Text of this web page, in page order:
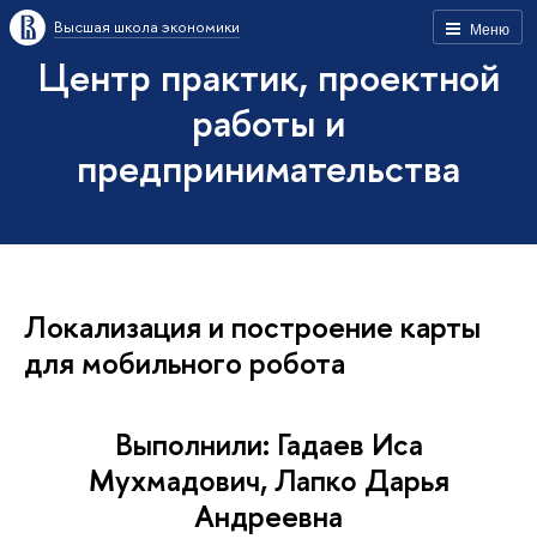
Меню
Высшая школа экономики
Центр практик, проектной
работы и
предпринимательства
Локализация и построение карты
для мобильного робота
Выполнили: Гадаев Иса
Мухмадович, Лапко Дарья
Андреевна